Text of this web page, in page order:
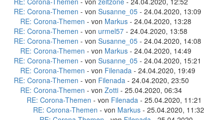
RE: Corona-Themen - von Susanne_05 - 24.04.2020, 13:09
RE: Corona-Themen - von Markus - 24.04.2020, 13:28
RE: Corona-Themen - von urmel57 - 24.04.2020, 13:58
RE: Corona-Themen - von Susanne_05 - 24.04.2020, 14:08
RE: Corona-Themen - von Markus - 24.04.2020, 14:49
RE: Corona-Themen - von Susanne_05 - 24.04.2020, 15:21
RE: Corona-Themen - von Filenada - 24.04.2020, 19:49
RE: Corona-Themen - von Filenada - 24.04.2020, 23:50
RE: Corona-Themen - von Zotti - 25.04.2020, 06:34
RE: Corona-Themen - von Filenada - 25.04.2020, 11:21
RE: Corona-Themen - von Markus - 25.04.2020, 11:32